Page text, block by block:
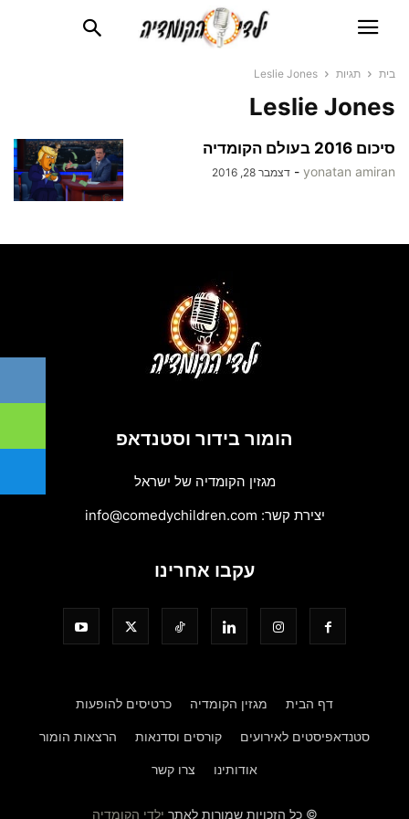
בית תגיות Leslie Jones
Leslie Jones
סיכום 2016 בעולם הקומדיה
yonatan amiran
- דצמבר 28, 2016
הומור בידור וסטנדאפ
מגזין הקומדיה של ישראל
יצירת קשר: info@comedychildren.com
עקבו אחרינו
דף הבית מגזין הקומדיה כרטיסים להופעות
סטנדאפיסטים לאירועים קורסים וסדנאות הרצאות הומור
אודותינו צרו קשר
© כל הזכויות שמורות לאתר ילדי הקומדיה